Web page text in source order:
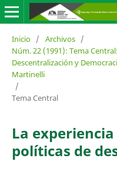
Inicio / Archivos /
Núm. 22 (1991): Tema
Descentralización y
Martinelli
/
Tema Central
La
políticas de